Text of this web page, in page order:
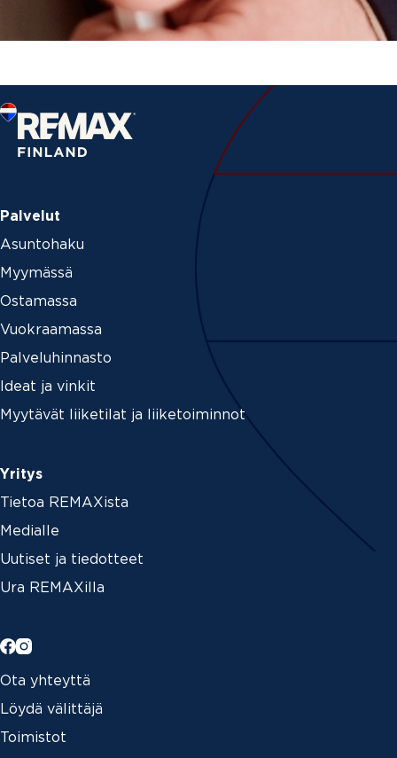
Palvelut
Asuntohaku
Myymässä
Ostamassa
Vuokraamassa
Palveluhinnasto
Ideat ja vinkit
Myytävät liiketilat ja liiketoiminnot
Yritys
Tietoa REMAXista
Medialle
Uutiset ja tiedotteet
Ura REMAXilla
Ota yhteyttä
Löydä välittäjä
Toimistot